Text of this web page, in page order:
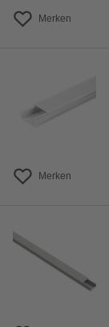
Merken
Merken